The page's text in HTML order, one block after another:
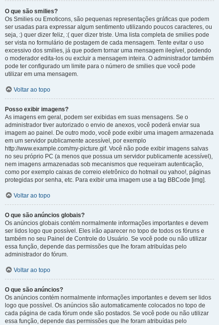
O que são smilies?
Os Smilies ou Emoticons, são pequenas representações gráficas que podem
ser usadas para expressar algum sentimento utilizando poucos caracteres, ou
seja, :) quer dizer feliz, :( quer dizer triste. Uma lista completa de smilies pode
ser vista no formulário de postagem de cada mensagem. Tente evitar o uso
excessivo dos smilies, já que podem tornar uma mensagem ilegível, podendo
o moderador edita-los ou excluir a mensagem inteira. O administrador também
pode ter configurado um limite para o número de smilies que você pode
utilizar em uma mensagem.
Voltar ao topo
Posso exibir imagens?
As imagens em geral, podem ser exibidas em suas mensagens. Se o
administrador tiver autorizado o envio de anexos, você poderá enviar sua
imagem ao painel. De outro modo, você pode exibir uma imagem armazenada
em um servidor publicamente acessível, por exemplo
http://www.example.com/my-picture.gif. Você não pode exibir imagens salvas
no seu próprio PC (a menos que possua um servidor publicamente acessível),
nem imagens armazenadas sob mecanismos que requeiram autenticação,
como por exemplo caixas de correio eletrônico do hotmail ou yahoo!, páginas
protegidas por senha, etc. Para exibir uma imagem use a tag BBCode [img].
Voltar ao topo
O que são anúncios globais?
Os anúncios globais contém normalmente informações importantes e devem
ser lidos logo que possível. Eles irão aparecer no topo de todos os fóruns e
também no seu Painel de Controle do Usuário. Se você pode ou não utilizar
essa função, depende das permissões que lhe foram atribuídas pelo
administrador do fórum.
Voltar ao topo
O que são anúncios?
Os anúncios contém normalmente informações importantes e devem ser lidos
logo que possível. Os anúncios são automaticamente colocados no topo de
cada página de cada fórum onde são postados. Se você pode ou não utilizar
essa função, depende das permissões que lhe foram atribuídas pelo